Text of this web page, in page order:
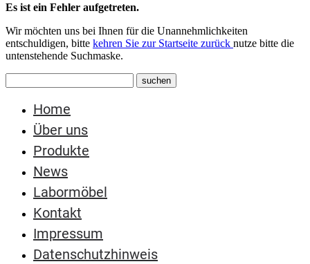
Es ist ein Fehler aufgetreten.
Wir möchten uns bei Ihnen für die Unannehmlichkeiten
entschuldigen, bitte kehren Sie zur Startseite zurück nutze bitte die
untenstehende Suchmaske.
Home
Über uns
Produkte
News
Labormöbel
Kontakt
Impressum
Datenschutzhinweis